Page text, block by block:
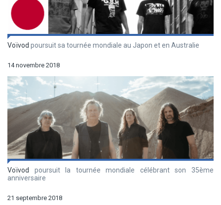
Voïvod poursuit sa tournée mondiale au Japon et en Australie
14 novembre 2018
Voïvod poursuit la tournée mondiale célébrant son 35ème
anniversaire
21 septembre 2018